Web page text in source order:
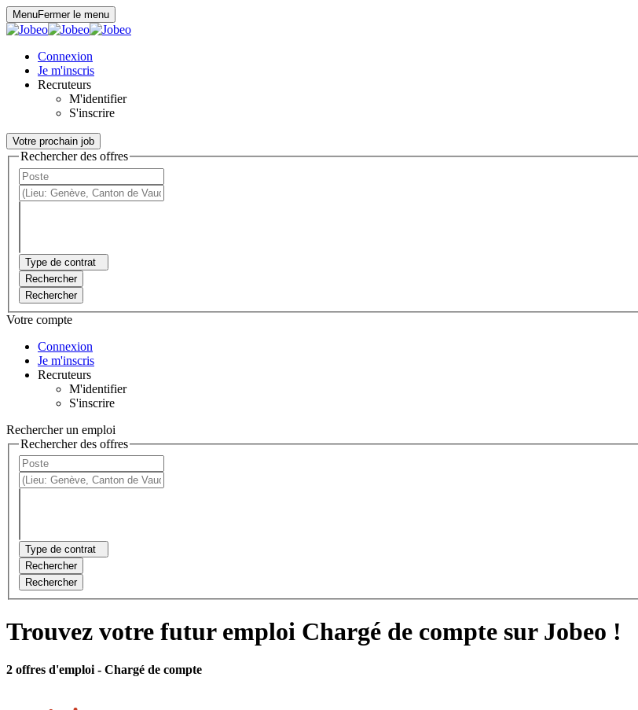
MenuFermer le menu
Connexion
Je m'inscris
Recruteurs
M'identifier
S'inscrire
Votre prochain job
Rechercher des offres
Type de contrat
Rechercher
Rechercher
Votre compte
Connexion
Je m'inscris
Recruteurs
M'identifier
S'inscrire
Rechercher un emploi
Rechercher des offres
Type de contrat
Rechercher
Rechercher
Trouvez votre futur emploi Chargé de compte sur Jobeo !
2 offres d'emploi - Chargé de compte
Panneau de gestion des cookies